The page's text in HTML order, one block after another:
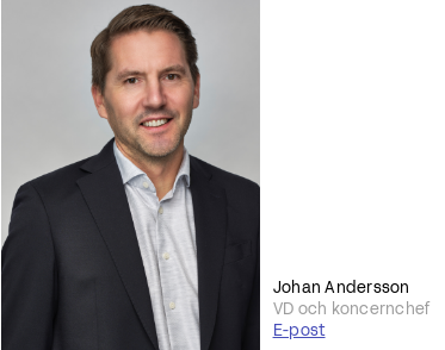
Johan Andersson
VD och koncernchef
E-post